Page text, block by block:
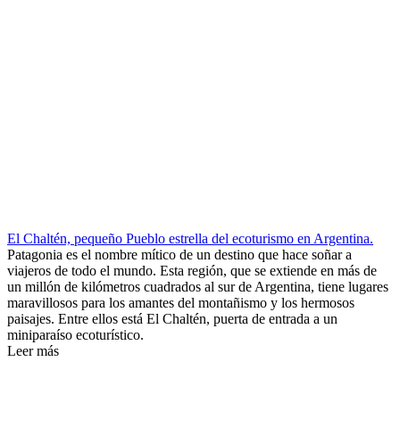
El Chaltén, pequeño Pueblo estrella del ecoturismo en Argentina.
Patagonia es el nombre mítico de un destino que hace soñar a
viajeros de todo el mundo. Esta región, que se extiende en más de
un millón de kilómetros cuadrados al sur de Argentina, tiene lugares
maravillosos para los amantes del montañismo y los hermosos
paisajes. Entre ellos está El Chaltén, puerta de entrada a un
miniparaíso ecoturístico.
Leer más